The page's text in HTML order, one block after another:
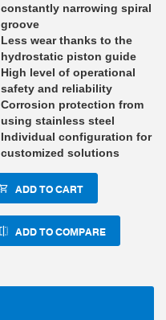
constantly narrowing spiral
groove
Less wear thanks to the
hydrostatic piston guide
High level of operational
safety and reliability
Corrosion protection from
using stainless steel
Individual configuration for
customized solutions
ADD TO CART
ADD TO COMPARE